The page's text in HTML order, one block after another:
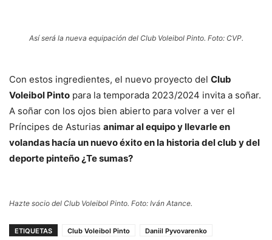
Así será la nueva equipación del Club Voleibol Pinto. Foto: CVP.
Con estos ingredientes, el nuevo proyecto del Club
Voleibol Pinto para la temporada 2023/2024 invita a soñar.
A soñar con los ojos bien abierto para volver a ver el
Príncipes de Asturias animar al equipo y llevarle en
volandas hacía un nuevo éxito en la historia del club y del
deporte pinteño ¿Te sumas?
Hazte socio del Club Voleibol Pinto. Foto: Iván Atance.
ETIQUETAS Club Voleibol Pinto
Daniil Pyvovarenko